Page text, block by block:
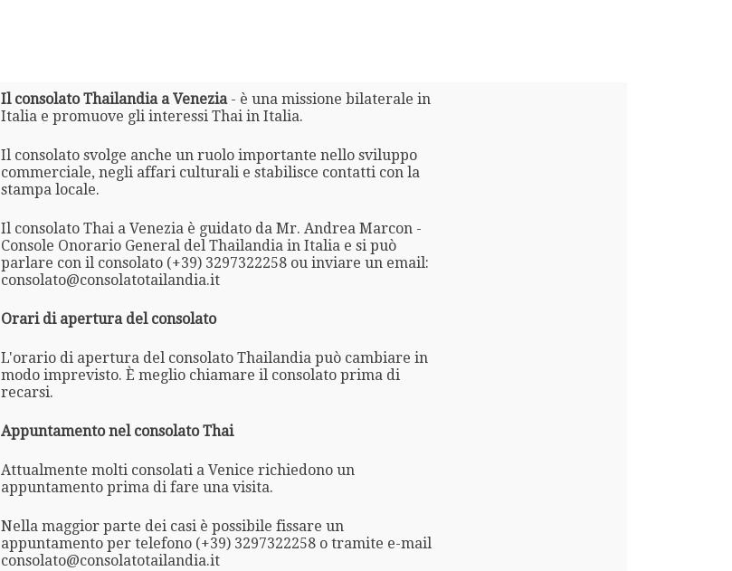
Il consolato Thailandia a Venezia- è una missione bilaterale in
Italia e promuove gli interessi Thai in Italia.
Il consolato svolge anche un ruolo importante nello sviluppo
commerciale, negli affari culturali e stabilisce contatti con la
stampa locale.
Il consolato Thai a Venezia è guidato da Mr. Andrea Marcon -
Console Onorario General del Thailandia in Italia e si può
parlare con il consolato (+39) 3297322258 ou inviare un email:
consolato@consolatotailandia.it
Orari di apertura del consolato
L'orario di apertura del consolato Thailandia può cambiare in
modo imprevisto. È meglio chiamare il consolato prima di
recarsi.
Appuntamento nel consolato Thai
Attualmente molti consolati a Venice richiedono un
appuntamento prima di fare una visita.
Nella maggior parte dei casi è possibile fissare un
appuntamento per telefono (+39) 3297322258 o tramite e-mail
consolato@consolatotailandia.it